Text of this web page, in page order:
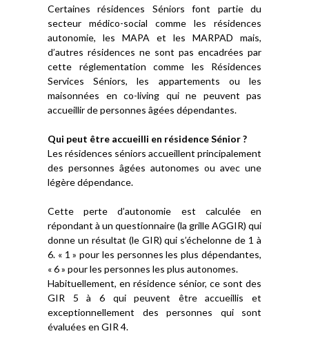
Certaines résidences Séniors font partie du
secteur médico-social comme les résidences
autonomie, les MAPA et les MARPAD mais,
d’autres résidences ne sont pas encadrées par
cette réglementation comme les Résidences
Services Séniors, les appartements ou les
maisonnées en co-living qui ne peuvent pas
accueillir de personnes âgées dépendantes.
Qui peut être accueilli en résidence Sénior ?
Les résidences séniors accueillent principalement
des personnes âgées autonomes ou avec une
légère dépendance.
Cette perte d’autonomie est calculée en
répondant à un questionnaire (la grille AGGIR) qui
donne un résultat (le GIR) qui s’échelonne de 1 à
6. « 1 » pour les personnes les plus dépendantes,
« 6 » pour les personnes les plus autonomes.
Habituellement, en résidence sénior, ce sont des
GIR 5 à 6 qui peuvent être accueillis et
exceptionnellement des personnes qui sont
évaluées en GIR 4.